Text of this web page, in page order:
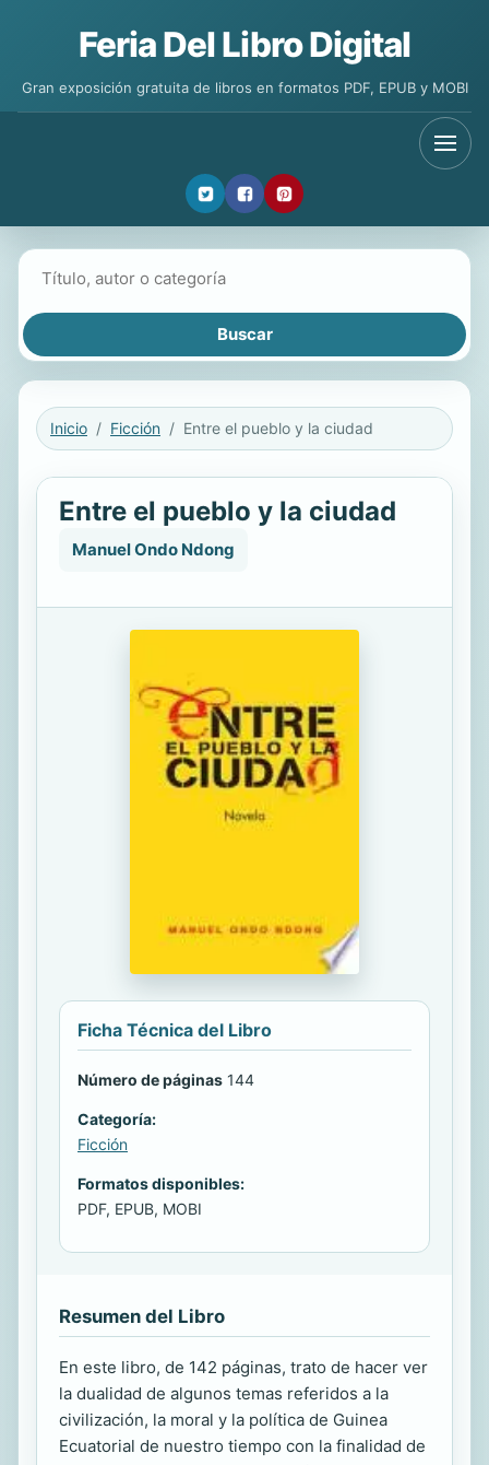
Feria Del Libro Digital
Gran exposición gratuita de libros en formatos PDF, EPUB y MOBI
Inicio Ficción Entre el pueblo y la ciudad
Entre el pueblo y la ciudad
Manuel Ondo Ndong
Ficha Técnica del Libro
Número de páginas 144
Categoría:
Ficción
Formatos disponibles:
PDF, EPUB, MOBI
Resumen del Libro
En este libro, de 142 páginas, trato de hacer ver
la dualidad de algunos temas referidos a la
civilización, la moral y la política de Guinea
Ecuatorial de nuestro tiempo con la finalidad de